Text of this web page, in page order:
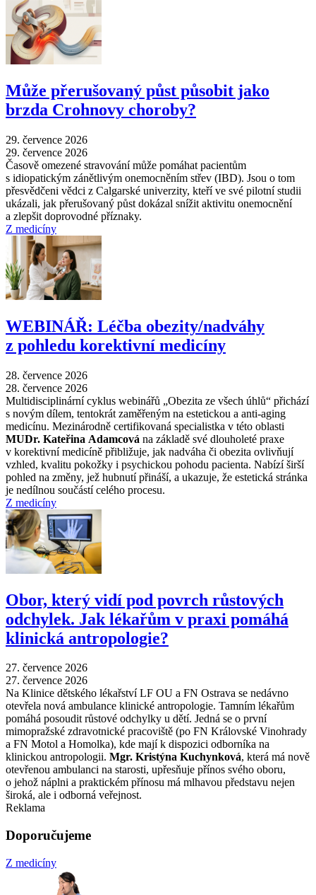
Může přerušovaný půst působit jako
brzda Crohnovy choroby?
29. července 2026
29. července 2026
Časově omezené stravování může pomáhat pacientům
s idiopatickým zánětlivým onemocněním střev (IBD). Jsou o tom
přesvědčeni vědci z Calgarské univerzity, kteří ve své pilotní studii
ukázali, jak přerušovaný půst dokázal snížit aktivitu onemocnění
a zlepšit doprovodné příznaky.
Z medicíny
WEBINÁŘ: Léčba obezity/nadváhy
z pohledu korektivní medicíny
28. července 2026
28. července 2026
Multidisciplinární cyklus webinářů „Obezita ze všech úhlů“ přichází
s novým dílem, tentokrát zaměřeným na estetickou a anti-aging
medicínu. Mezinárodně certifikovaná specialistka v této oblasti
MUDr. Kateřina Adamcová na základě své dlouholeté praxe
v korektivní medicíně přibližuje, jak nadváha či obezita ovlivňují
vzhled, kvalitu pokožky i psychickou pohodu pacienta. Nabízí širší
pohled na změny, jež hubnutí přináší, a ukazuje, že estetická stránka
je nedílnou součástí celého procesu.
Z medicíny
Obor, který vidí pod povrch růstových
odchylek. Jak lékařům v praxi pomáhá
klinická antropologie?
27. července 2026
27. července 2026
Na Klinice dětského lékařství LF OU a FN Ostrava se nedávno
otevřela nová ambulance klinické antropologie. Tamním lékařům
pomáhá posoudit růstové odchylky u dětí. Jedná se o první
mimopražské zdravotnické pracoviště (po FN Královské Vinohrady
a FN Motol a Homolka), kde mají k dispozici odborníka na
klinickou antropologii. Mgr. Kristýna Kuchynková, která má nově
otevřenou ambulanci na starosti, upřesňuje přínos svého oboru,
o jehož náplni a praktickém přínosu má mlhavou představu nejen
široká, ale i odborná veřejnost.
Reklama
Doporučujeme
Z medicíny